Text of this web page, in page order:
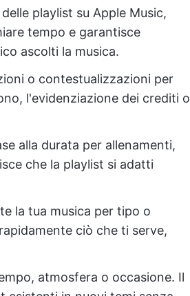
playlist su Apple Music,
tempo e garantisce
ascolti la musica.
o contestualizzazioni per
l'evidenziazione dei crediti o
alla durata per allenamenti,
che la playlist si adatti
la tua musica per tipo o
ciò che ti serve,
atmosfera o occasione. Il